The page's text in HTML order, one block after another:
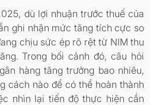
dù lợi nhuận trước thuế của
ghi nhận mức tăng tích cực so
chịu sức ép rõ rệt từ NIM thu
Trong bối cảnh đó, câu hỏi
hàng tăng trưởng bao nhiêu,
cách nào để có thể hoàn thành
nhìn lại tiến độ thực hiện cần